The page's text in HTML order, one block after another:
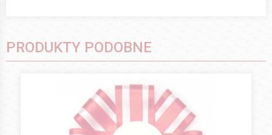
PRODUKTY PODOBNE